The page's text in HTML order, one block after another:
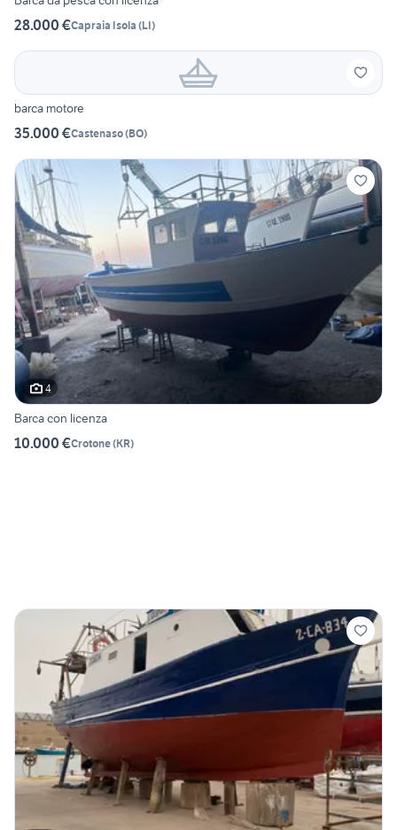
28.000 €Capraia Isola (LI)
barca motore
35.000 €Castenaso(BO)
4
Barca con licenza
10.000 €Crotone(KR)